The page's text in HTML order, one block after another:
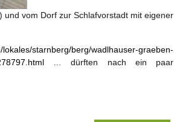
vom Dorf zur Schlafvorstadt mit eigener
starnberg/berg/wadlhauser-graeben-
… dürften nach ein paar